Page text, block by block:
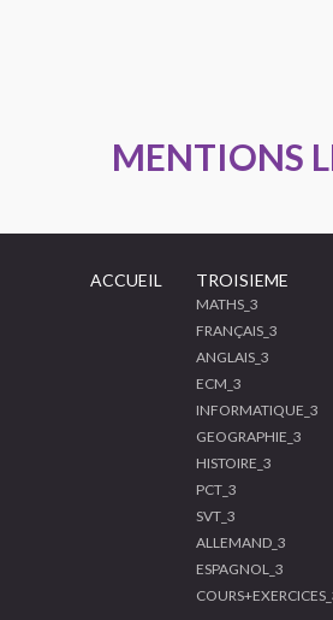
MENTIONS
ACCUEIL TROISIEME
MATHS_3
FRANÇAIS_3
ANGLAIS_3
ECM_3
INFORMATIQUE_3
GEOGRAPHIE_3
HISTOIRE_3
PCT_3
SVT_3
ALLEMAND_3
ESPAGNOL_3